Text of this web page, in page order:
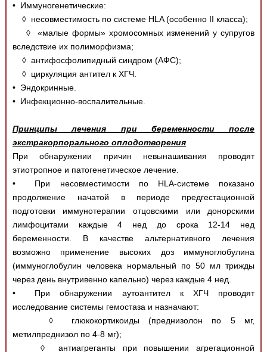
• Иммуногенетические:
◊ несовместимость по системе HLA (особенно II класса);
◊ «малые формы» хромосомных изменений у супругов
вследствие их полиморфизма;
◊ антифосфолипидный синдром (АФС);
◊ циркуляция антител к ХГЧ.
• Эндокринные.
• Инфекционно-воспалительные.
Принципы лечения при беременности после
экстракорпорального оплодотворения
При обнаружении причин невынашивания проводят
этиотропное и патогенетическое лечение.
• При несовместимости по HLA-системе показано
продолжение начатой в периоде предгестационной
подготовки иммунотерапии отцовскими или донорскими
лимфоцитами каждые 4 нед до срока 12-14 нед
беременности. В качестве альтернативного лечения
возможно применение высоких доз иммуноглобулина
(иммуноглобулин человека нормальный по 50 мл трижды
через день внутривенно капельно) через каждые 4 нед.
• При обнаружении аутоантител к ХГЧ проводят
исследование системы гемостаза и назначают:
◊ глюкокортикоиды (преднизолон по 5 мг,
метилпреднизол по 4-8 мг);
◊ антиагреганты при повышении агрегационной